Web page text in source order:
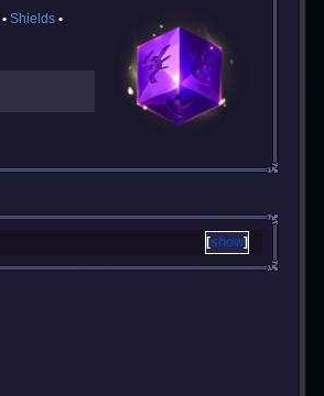
Shields
show